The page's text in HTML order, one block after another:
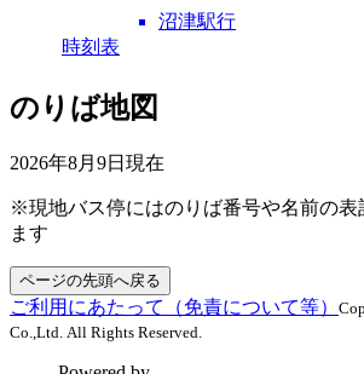
沼津駅行
時刻表
のりば地図
2026年8月9日 現在
※現地バス停にはのりば番号や名前の表
ます
ページの先頭へ戻る
ご利用にあたって（免責について等）
Co.,Ltd. All Rights Reserved.